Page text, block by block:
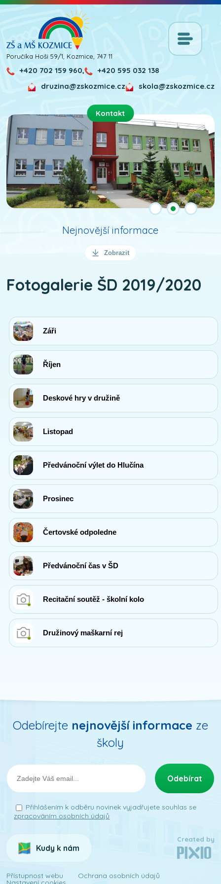
Poručíka Hoši 59/1, Kozmice, 747 11
+420 702 159 960,
+420 595 032 138
skola@zskozmice.cz
druzina@zskozmice.cz
Nejnovější informace
Zobrazit
Fotogalerie ŠD 2019/2020
Záři
Říjen
Deskové hry v družině
Listopad
Předvánoční výlet do Hlučína
Prosinec
Čertovské odpoledne
Předvánoční čas v ŠD
Recitační soutěž - školní kolo
Družinový maškarní rej
Odebírejte nejnovější informace ze
školy
Přihlášením k odběru novinek vyjadřujete souhlas se
zpracováním osobních údajů
Kudy k nám
Created by
Přístupnost webu Ochrana osobních údajů